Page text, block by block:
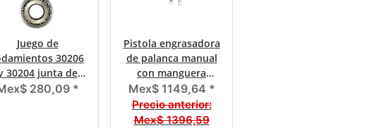
Juego de
30206
30204 junta de
estanqueidad
280,09 *
Pistola engrasadora
de palanca manual
con manguera
blindada M10x1
Mex$ 1149,64 *
Precio anterior:
Mex$ 1396,59